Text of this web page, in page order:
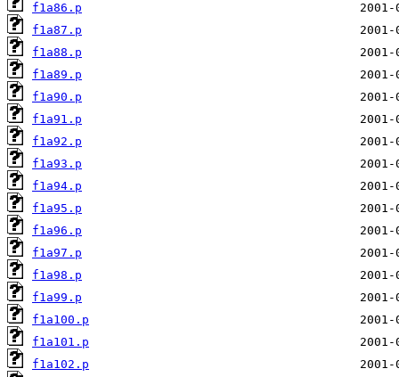
f1a86.p
f1a87.p
f1a88.p
f1a89.p
f1a90.p
f1a91.p
f1a92.p
f1a93.p
f1a94.p
f1a95.p
f1a96.p
f1a97.p
f1a98.p
f1a99.p
f1a100.p
f1a101.p
f1a102.p